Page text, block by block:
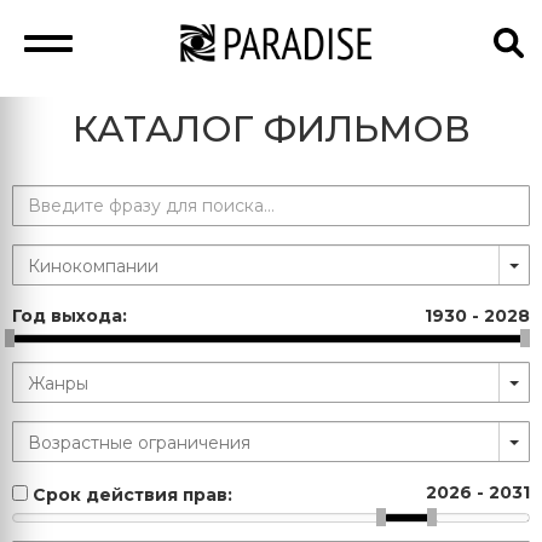
КАТАЛОГ ФИЛЬМОВ
Год выхода: 1930 - 2028
Срок действия прав: 2026 - 2031